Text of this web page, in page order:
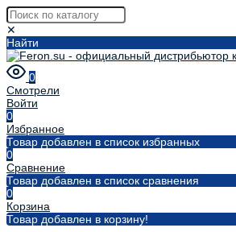
✕
Найти
0
Смотрели
Войти
0
Избранное
Товар добавлен в список избранных
0
Сравнение
Товар добавлен в список сравнения
0
Корзина
Товар добавлен в корзину!